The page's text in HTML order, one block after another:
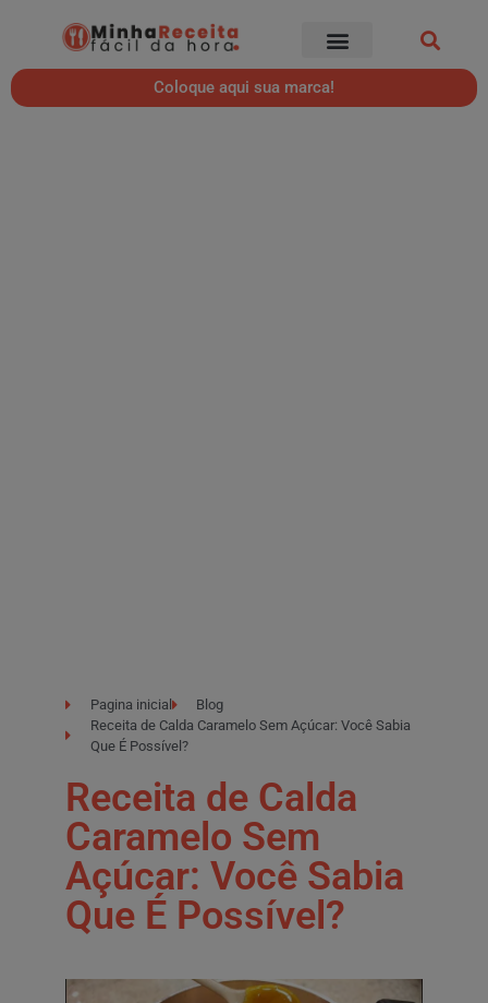
Coloque aqui sua marca!
Pagina inicial
Blog
Receita de Calda Caramelo Sem Açúcar: Você Sabia
Que É Possível?
Receita de Calda
Caramelo Sem
Açúcar: Você Sabia
Que É Possível?